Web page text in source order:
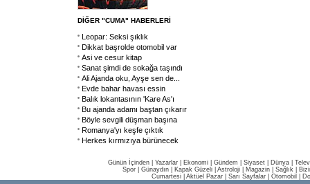
DİĞER "CUMA" HABERLERİ
Leopar: Seksi şıklık
Dikkat başrolde otomobil var
Asi ve cesur kitap
Sanat şimdi de sokağa taşındı
Ali Ajanda oku, Ayşe sen de...
Evde bahar havası essin
Balık lokantasının 'Kare As'ı
Bu ajanda adamı baştan çıkarır
Böyle sevgili düşman başına
Romanya'yı keşfe çıktık
Herkes kırmızıya bürünecek
Günün İçinden Yazarlar Ekonomi Gündem Siyaset Dünya |
Spor
Günaydın Kapak Güzeli Astroloji Magazin Sağlık
Cumartesi| Aktüel Pazar| Sarı Sayfalar| Otomobil